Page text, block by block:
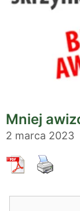
Mniej
2 marca 2023